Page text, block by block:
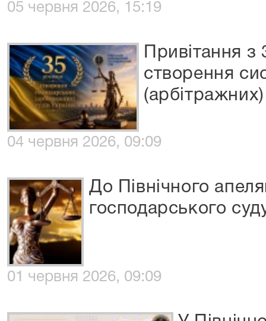
05 червня 2026, 15:19
Привітання
створення
(арбітражних)
04 червня 2026, 09:09
До Північного
господарського
01 червня 2026, 09:09